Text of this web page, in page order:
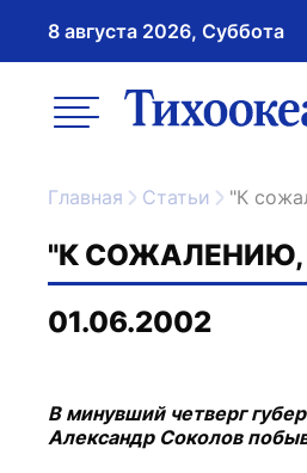
8 августа 2026, Суббота
меню
Главная Статьи "К
"К СОЖАЛЕНИЮ,
01.06.2002
В минувший четверг
Александр Соколов